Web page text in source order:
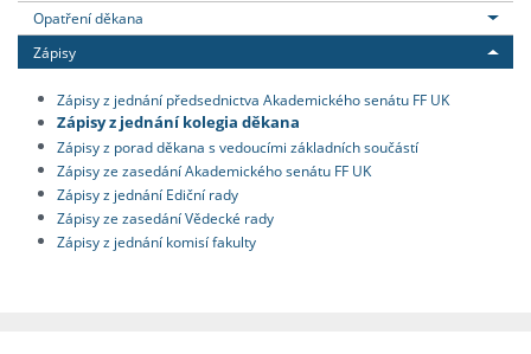
Opatření děkana
Zápisy
Zápisy z jednání předsednictva Akademického senátu FF UK
Zápisy z jednání kolegia děkana
Zápisy z porad děkana s vedoucími základních součástí
Zápisy ze zasedání Akademického senátu FF UK
Zápisy z jednání Ediční rady
Zápisy ze zasedání Vědecké rady
Zápisy z jednání komisí fakulty